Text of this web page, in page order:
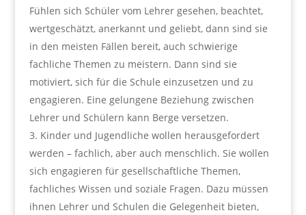
Fühlen sich Schüler vom Lehrer gesehen, beachtet,
wertgeschätzt, anerkannt und geliebt, dann sind sie
in den meisten Fällen bereit, auch schwierige
fachliche Themen zu meistern. Dann sind sie
motiviert, sich für die Schule einzusetzen und zu
engagieren. Eine gelungene Beziehung zwischen
Lehrer und Schülern kann Berge versetzen.
Kinder und Jugendliche wollen herausgefordert
werden – fachlich, aber auch menschlich. Sie wollen
sich engagieren für gesellschaftliche Themen,
fachliches Wissen und soziale Fragen. Dazu müssen
ihnen Lehrer und Schulen die Gelegenheit bieten,